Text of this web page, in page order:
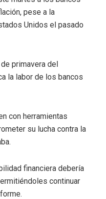
pese a la
Unidos el pasado
primavera del
la labor de los bancos
con herramientas
su lucha contra la
financiera debería
continuar